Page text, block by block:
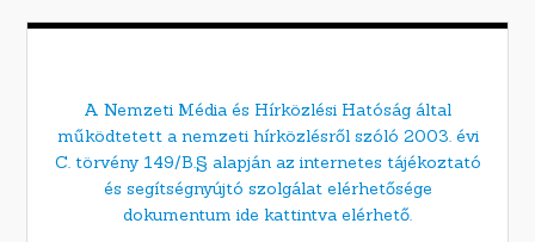
A Nemzeti Média és Hírközlési Hatóság által
működtetett a nemzeti hírközlésről szóló 2003. évi
C. törvény 149/B.§ alapján az internetes tájékoztató
és segítségnyújtó szolgálat elérhetősége
dokumentum ide kattintva elérhető.